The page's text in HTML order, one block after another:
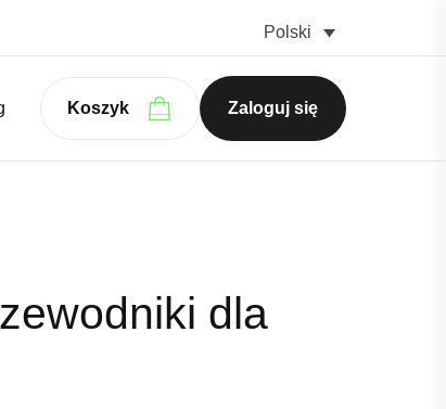
Polski
Koszyk Zaloguj się
dla